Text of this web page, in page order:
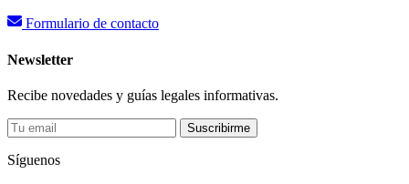
Formulario de contacto
Newsletter
Recibe novedades y guías legales informativas.
Suscribirme
Síguenos